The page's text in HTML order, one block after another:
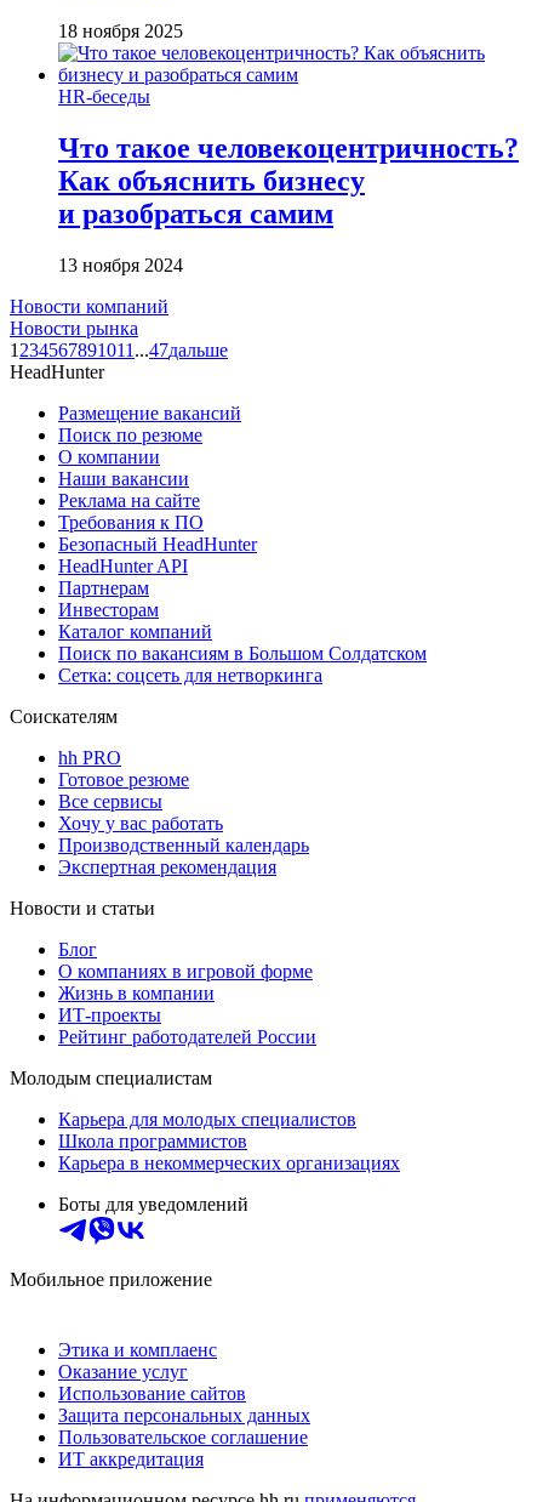
18 ноября 2025
HR-беседы
Что такое человеко­центричность?
Как объяснить бизнесу
и разобраться самим
13 ноября 2024
Новости компаний
Новости рынка
1 234567891011 ...47дальше
HeadHunter
Размещение вакансий
Поиск по резюме
О компании
Наши вакансии
Реклама на сайте
Требования к ПО
Безопасный HeadHunter
HeadHunter API
Партнерам
Инвесторам
Каталог компаний
Поиск по вакансиям в Большом Солдатском
Сетка: соцсеть для нетворкинга
Соискателям
hh PRO
Готовое резюме
Все сервисы
Хочу у вас работать
Производственный календарь
Экспертная рекомендация
Новости и статьи
Блог
О компаниях в игровой форме
Жизнь в компании
ИТ-проекты
Рейтинг работодателей России
Молодым специалистам
Карьера для молодых специалистов
Школа программистов
Карьера в некоммерческих организациях
Боты для уведомлений
Мобильное приложение
Этика и комплаенс
Оказание услуг
Использование сайтов
Защита персональных данных
Пользовательское соглашение
ИТ аккредитация